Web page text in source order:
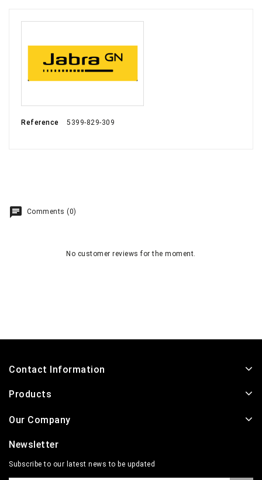
Reference 5399-829-309
Comments (0)
No customer reviews for the moment.
Contact Information
Products
Our Company
Newsletter
Subscribe to our latest news to be updated